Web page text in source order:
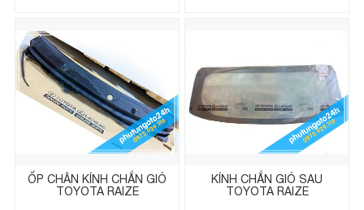
ỐP CHÂN KÍNH CHẮN GIÓ
TOYOTA RAIZE
KÍNH CHẮN GIÓ SAU
TOYOTA RAIZE